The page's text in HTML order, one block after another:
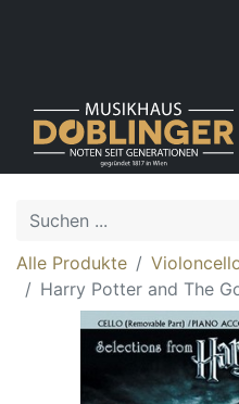
Alle Produkte
Harry Potter and The